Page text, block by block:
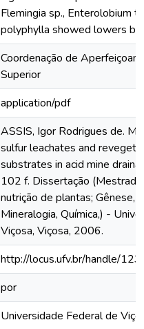
Flemingia sp., Enterolobium
polyphylla showed lowers
Coordenação de
Superior
application/pdf
ASSIS, Igor Rodrigues de.
sulfur leachates and
substrates in acid mine
102 f. Dissertação
nutrição de plantas; Gênese,
Mineralogia, Química,) -
Viçosa, Viçosa, 2006.
http://locus.ufv.br/handle/
por
Universidade Federal de